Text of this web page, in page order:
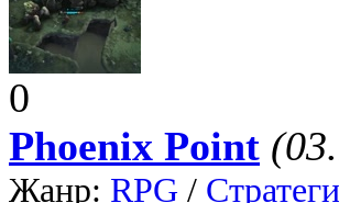
0
Phoenix Point
Жанр: RPG /